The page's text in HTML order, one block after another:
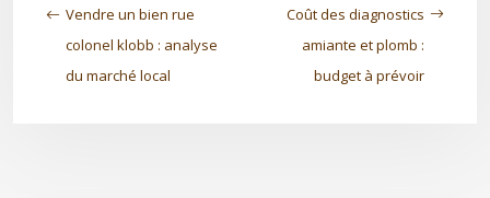
Vendre un bien rue
colonel klobb : analyse
du marché local
Coût des diagnostics
amiante et plomb :
budget à prévoir